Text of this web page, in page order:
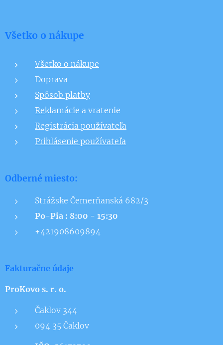
Všetko o nákupe
Všetko o nákupe
Doprava
Spôsob platby
Reklamácie a vratenie
Registrácia používateľa
Prihlásenie používateľa
Odberné miesto:
Strážske Čemerňanská 682/3
Po-Pia : 8:00 - 15:30
+421908609894
Fakturačne údaje
ProKovo s. r. o.
Čaklov 344
094 35 Čaklov